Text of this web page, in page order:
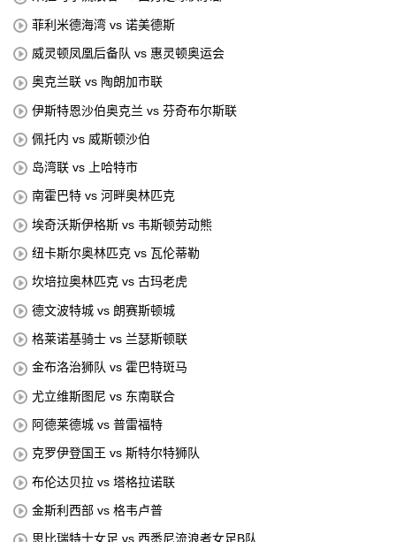
菲利米德海湾 vs 诺美德斯
威灵顿凤凰后备队 vs 惠灵顿奥运会
奥克兰联 vs 陶朗加市联
伊斯特恩沙伯奥克兰 vs 芬奇布尔斯联
佩托内 vs 威斯顿沙伯
岛湾联 vs 上哈特市
南霍巴特 vs 河畔奥林匹克
埃奇沃斯伊格斯 vs 韦斯顿劳动熊
纽卡斯尔奥林匹克 vs 瓦伦蒂勒
坎培拉奥林匹克 vs 古玛老虎
德文波特城 vs 朗赛斯顿城
格莱诺基骑士 vs 兰瑟斯顿联
金布洛治狮队 vs 霍巴特斑马
尤立维斯图尼 vs 东南联合
阿德莱德城 vs 普雷福特
克罗伊登国王 vs 斯特尔特狮队
布伦达贝拉 vs 塔格拉诺联
金斯利西部 vs 格韦卢普
思比瑞特士女足 vs 西悉尼流浪者女足B队